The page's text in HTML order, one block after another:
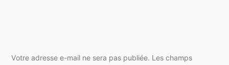
Votre adresse e-mail ne sera pas publiée. Les champs